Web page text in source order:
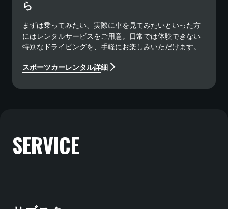
ら
まずは乗ってみたい、実際に車を見てみたいといった方
にはレンタルサービスをご用意。日常では体験できない
特別なドライビングを、手軽にお楽しみいただけます。
スポーツカーレンタル詳細
SERVICE